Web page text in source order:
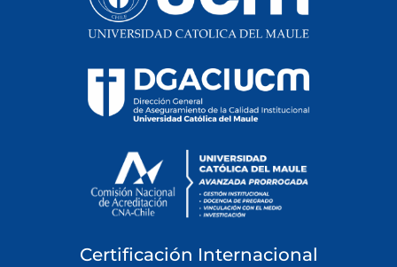
Certificación Internacional